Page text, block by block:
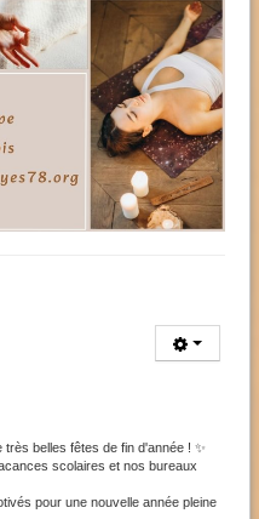
belles fêtes de fin d'année ! ✨
scolaires et nos bureaux
pour une nouvelle année pleine